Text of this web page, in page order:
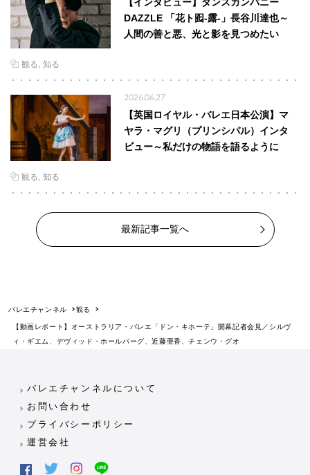
DAZZLE 「花ト囮-露-」長谷川達也～
人間の善と悪、光と影を見つめたい
観る 知る
2026.06.27
【英国ロイヤル・バレエ日本公演】マ
ヤラ・マグリ（プリンシパル）インタ
ビュー～私だけの物語を語るように
観る 知る
最新記事一覧へ
バレエチャンネル 観る
【動画レポート】オーストラリア・バレエ「ドン・キホーテ」開幕記者会見／シルヴ
ィ・ギエム、デヴィッド・ホールバーグ、近藤亜香、チェンウ・グオ
バレエチャンネルについて
お問い合わせ
プライバシーポリシー
運営会社